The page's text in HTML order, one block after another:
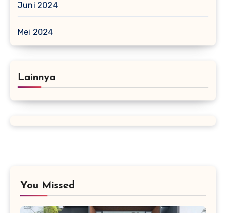
Juni 2024
Mei 2024
Lainnya
You Missed